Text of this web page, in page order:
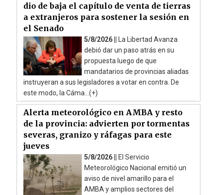
dio de baja el capítulo de venta de tierras
a extranjeros para sostener la sesión en
el Senado
5/8/2026 ||
La Libertad Avanza
debió dar un paso atrás en su
propuesta luego de que
mandatarios de provincias aliadas
instruyeran a sus legisladores a votar en contra. De
este modo, la Cáma...(+)
Alerta meteorológico en AMBA y resto
de la provincia: advierten por tormentas
severas, granizo y ráfagas para este
jueves
5/8/2026 ||
El Servicio
Meteorológico Nacional emitió un
aviso de nivel amarillo para el
AMBA y amplios sectores del